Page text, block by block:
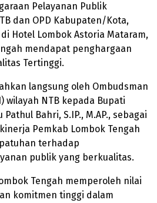
Pelayanan Publik
dan OPD Kabupaten/Kota,
Hotel Lombok Astoria Mataram,
mendapat penghargaan
Tertinggi.
langsung oleh Ombudsman
wilayah NTB kepada Bupati
Pathul Bahri, S.IP., M.AP., sebagai
Pemkab Lombok Tengah
terhadap
publik yang berkualitas.
Tengah memperoleh nilai
komitmen tinggi dalam